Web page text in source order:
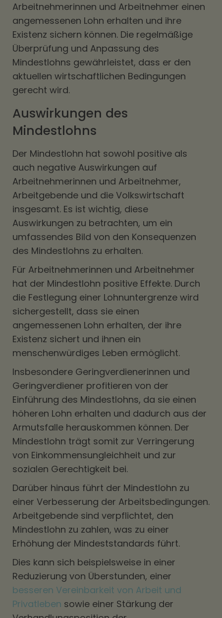
Arbeitnehmerinnen und Arbeitnehmer einen
angemessenen Lohn erhalten und ihre
Existenz sichern können. Die regelmäßige
Überprüfung und Anpassung des
Mindestlohns gewährleistet, dass er den
aktuellen wirtschaftlichen Bedingungen
gerecht wird.
Auswirkungen des
Mindestlohns
Der Mindestlohn hat sowohl positive als
auch negative Auswirkungen auf
Arbeitnehmerinnen und Arbeitnehmer,
Arbeitgebende und die Volkswirtschaft
insgesamt. Es ist wichtig, diese
Auswirkungen zu betrachten, um ein
umfassendes Bild von den Konsequenzen
des Mindestlohns zu erhalten.
Für Arbeitnehmerinnen und Arbeitnehmer
hat der Mindestlohn positive Effekte. Durch
die Festlegung einer Lohnuntergrenze wird
sichergestellt, dass sie einen
angemessenen Lohn erhalten, der ihre
Existenz sichert und ihnen ein
menschenwürdiges Leben ermöglicht.
Insbesondere Geringverdienerinnen und
Geringverdiener profitieren von der
Einführung des Mindestlohns, da sie einen
höheren Lohn erhalten und dadurch aus der
Armutsfalle herauskommen können. Der
Mindestlohn trägt somit zur Verringerung
von Einkommensungleichheit und zur
sozialen Gerechtigkeit bei.
Darüber hinaus führt der Mindestlohn zu
einer Verbesserung der Arbeitsbedingungen.
Arbeitgebende sind verpflichtet, den
Mindestlohn zu zahlen, was zu einer
Erhöhung der Mindeststandards führt.
Dies kann sich beispielsweise in einer
Reduzierung von Überstunden, einer
besseren Vereinbarkeit von Arbeit und
Privatleben sowie einer Stärkung der